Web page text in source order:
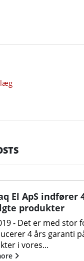
El ApS indfører
produkter
- Det er med stor
4 års garanti
i vores...